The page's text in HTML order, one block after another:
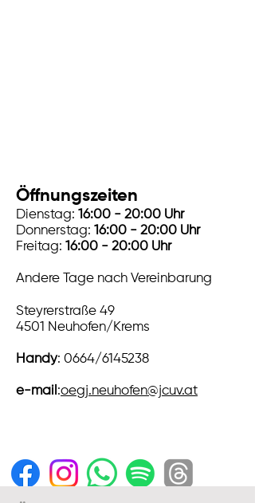
Öffnungszeiten
Dienstag: 16:00 - 20:00 Uhr
Donnerstag: 16:00 - 20:00 Uhr
Freitag: 16:00 - 20:00 Uhr
Andere Tage nach Vereinbarung
Steyrerstraße 49
4501 Neuhofen/Krems
Handy: 0664/6145238
e-mail :oegj.neuhofen@jcuv.at